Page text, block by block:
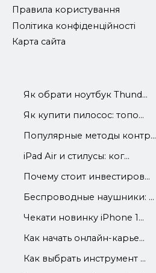
Правила користування
Політика конфіденційності
Карта сайта
Як обрати ноутбук Thund...
Як купити пилосос: топо...
Популярные методы контр...
iРad Аir и стилусы: ког...
Почему стоит инвестиров...
Беспроводные наушники: ...
Чекати новинку iPhone 1...
Как начать онлайн-карье...
Как выбрать инструмент ...